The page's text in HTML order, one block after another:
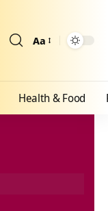
Aa
Health & Food